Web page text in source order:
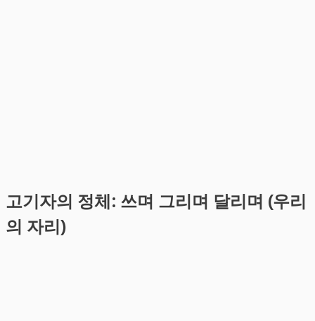
고기자의 정체: 쓰며 그리며 달리며 (우리
의 자리)